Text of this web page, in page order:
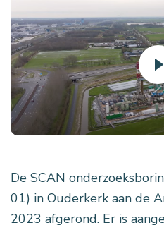
De SCAN
01) in Ouderkerk aan de
2023 afgerond. Er is